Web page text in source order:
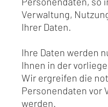
Verwaltung,
Ihrer Daten.
Ihre Daten werden
Ihnen in der
Wir ergreifen die
Personendaten vor
werden.